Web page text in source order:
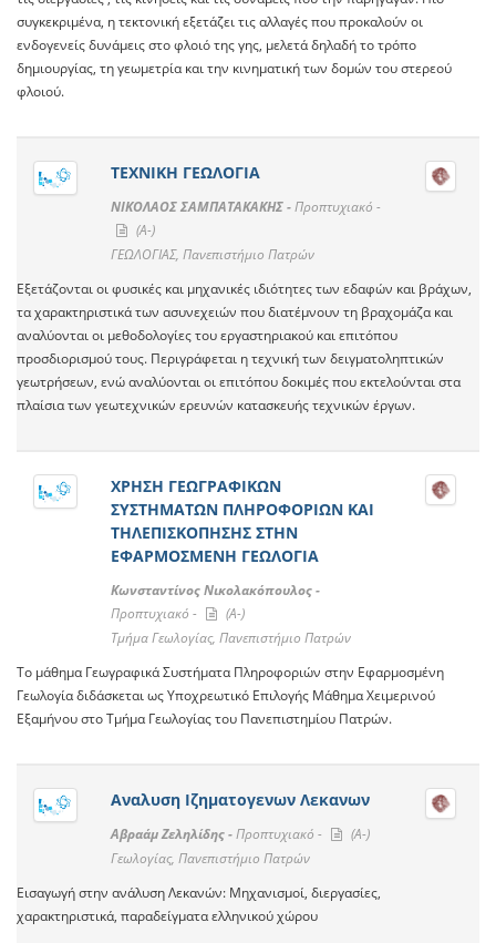
συγκεκριμένα, η τεκτονική εξετάζει τις αλλαγές που προκαλούν οι
ενδογενείς δυνάμεις στο φλοιό της γης, μελετά δηλαδή το τρόπο
δημιουργίας, τη γεωμετρία και την κινηματική των δομών του στερεού
φλοιού.
ΤΕΧΝΙΚΗ ΓΕΩΛΟΓΙΑ
ΝΙΚΟΛΑΟΣ ΣΑΜΠΑΤΑΚΑΚΗΣ -Προπτυχιακό -
(A-)
ΓΕΩΛΟΓΙΑΣ, Πανεπιστήμιο Πατρών
Εξετάζονται οι φυσικές και μηχανικές ιδιότητες των εδαφών και βράχων,
τα χαρακτηριστικά των ασυνεχειών που διατέμνουν τη βραχομάζα και
αναλύονται οι μεθοδολογίες του εργαστηριακού και επιτόπου
προσδιορισμού τους. Περιγράφεται η τεχνική των δειγματοληπτικών
γεωτρήσεων, ενώ αναλύονται οι επιτόπου δοκιμές που εκτελούνται στα
πλαίσια των γεωτεχνικών ερευνών κατασκευής τεχνικών έργων.
ΧΡΗΣΗ ΓΕΩΓΡΑΦΙΚΩΝ
ΣΥΣΤΗΜΑΤΩΝ ΠΛΗΡΟΦΟΡΙΩΝ ΚΑΙ
ΤΗΛΕΠΙΣΚΟΠΗΣΗΣ ΣΤΗΝ
ΕΦΑΡΜΟΣΜΕΝΗ ΓΕΩΛΟΓΙΑ
Κωνσταντίνος Νικολακόπουλος -
Προπτυχιακό -
(A-)
Τμήμα Γεωλογίας, Πανεπιστήμιο Πατρών
Το μάθημα Γεωγραφικά Συστήματα Πληροφοριών στην Εφαρμοσμένη
Γεωλογία διδάσκεται ως Υποχρεωτικό Επιλογής Μάθημα Χειμερινού
Εξαμήνου στο Τμήμα Γεωλογίας του Πανεπιστημίου Πατρών.
Αναλυση Ιζηματογενων Λεκανων
Αβραάμ Ζεληλίδης -Προπτυχιακό -
(A-)
Γεωλογίας, Πανεπιστήμιο Πατρών
Εισαγωγή στην ανάλυση Λεκανών: Μηχανισμοί, διεργασίες,
χαρακτηριστικά, παραδείγματα ελληνικού χώρου